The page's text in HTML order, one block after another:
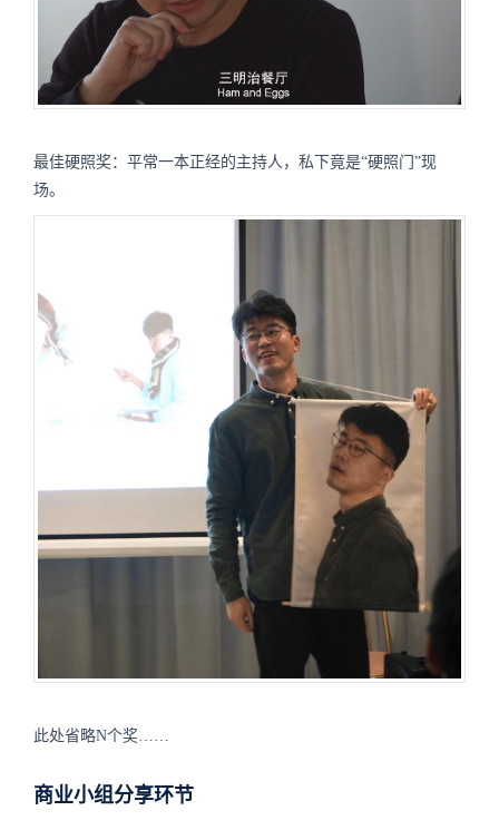
最佳硬照奖：平常一本正经的主持人，私下竟是“硬照门”现
场。
此处省略N个奖……
商业小组分享环节